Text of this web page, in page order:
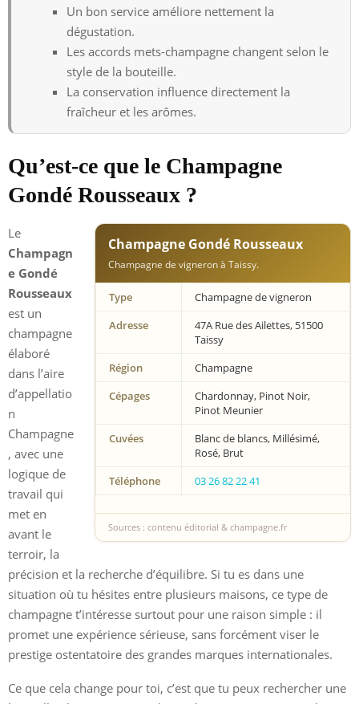
Un bon service améliore nettement la
dégustation.
Les accords mets-champagne changent selon le
style de la bouteille.
La conservation influence directement la
fraîcheur et les arômes.
Qu’est-ce que le Champagne
Gondé Rousseaux ?
Champagne Gondé Rousseaux
Champagne de vigneron à Taissy.
Type
Champagne de vigneron
Adresse
47A Rue des Ailettes, 51500
Taissy
Région
Champagne
Cépages
Chardonnay, Pinot Noir,
Pinot Meunier
Cuvées
Blanc de blancs, Millésimé,
Rosé, Brut
Téléphone
03 26 82 22 41
Sources : contenu éditorial & champagne.fr
Le
Champagn
e Gondé
Rousseaux
est un
champagne
élaboré
dans l’aire
d’appellatio
n
Champagne
, avec une
logique de
travail qui
met en
avant le
terroir, la
précision et la recherche d’équilibre. Si tu es dans une
situation où tu hésites entre plusieurs maisons, ce type de
champagne t’intéresse surtout pour une raison simple : il
promet une expérience sérieuse, sans forcément viser le
prestige ostentatoire des grandes marques internationales.
Ce que cela change pour toi, c’est que tu peux rechercher une